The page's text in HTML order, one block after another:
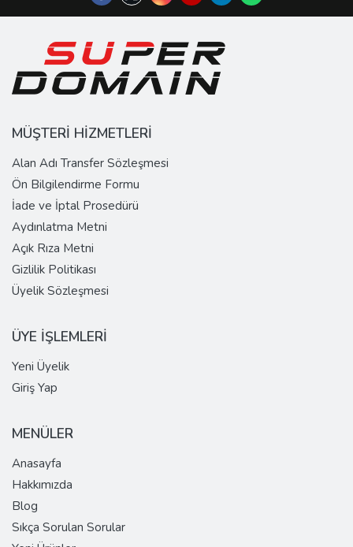
MÜŞTERİ HİZMETLERİ
Alan Adı Transfer Sözleşmesi
Ön Bilgilendirme Formu
İade ve İptal Prosedürü
Aydınlatma Metni
Açık Rıza Metni
Gizlilik Politikası
Üyelik Sözleşmesi
ÜYE İŞLEMLERİ
Yeni Üyelik
Giriş Yap
MENÜLER
Anasayfa
Hakkımızda
Blog
Sıkça Sorulan Sorular